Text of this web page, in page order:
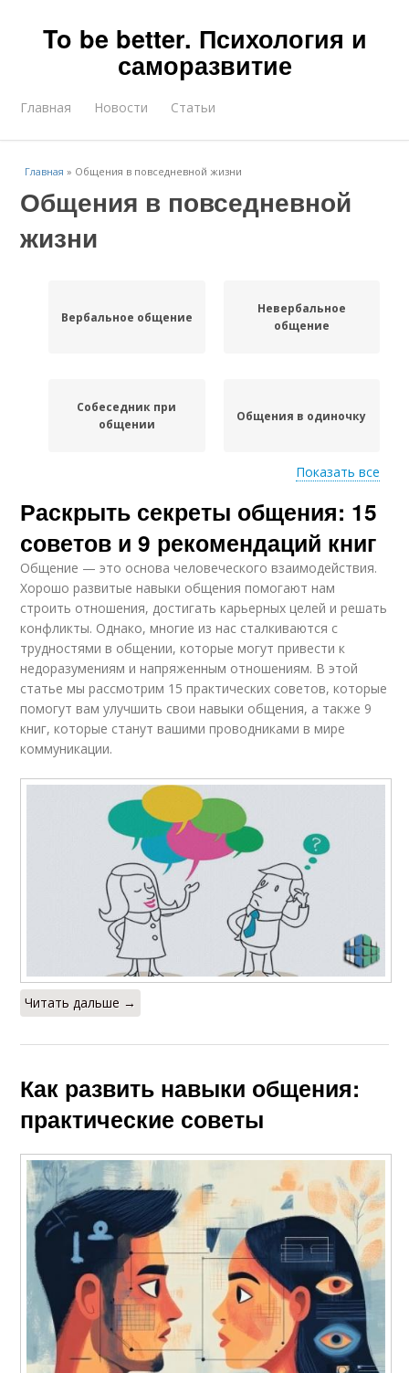
To be better. Психология и
саморазвитие
Главная Новости Статьи
Главная » Общения в повседневной жизни
Общения в повседневной
жизни
Вербальное общение
Невербальное
общение
Собеседник при
общении
Общения в одиночку
Сигналы в общении Тела в общении
Общения в команде
Показать все
Раскрыть секреты общения: 15
советов и 9 рекомендаций книг
Общение — это основа человеческого взаимодействия.
Хорошо развитые навыки общения помогают нам
строить отношения, достигать карьерных целей и решать
конфликты. Однако, многие из нас сталкиваются с
трудностями в общении, которые могут привести к
недоразумениям и напряженным отношениям. В этой
статье мы рассмотрим 15 практических советов, которые
помогут вам улучшить свои навыки общения, а также 9
книг, которые станут вашими проводниками в мире
коммуникации.
Читать дальше →
Как развить навыки общения:
практические советы